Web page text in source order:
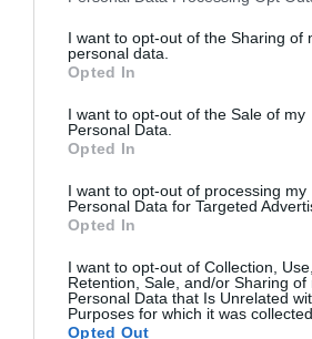
I want to opt-out of the Sharing of
personal data.
Opted In
I want to opt-out of the Sale of my
Personal Data.
Opted In
I want to opt-out of processing my
Personal Data for Targeted
Opted In
I want to opt-out of Collection, Use,
Retention, Sale, and/or Sharing of
Personal Data that Is Unrelated
Purposes for which it was collected.
Opted Out
prestaciones que responden a
del paciente.
El Guild de Australia ha creado una
para prestar y desarrollar nuevos
reciben apoyo, formación y
Dispone, además, de una
registra las actuaciones llevadas a
farmacias, los resultados en los
información sobre el seguimiento